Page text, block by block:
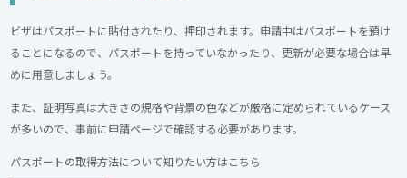
ビザはパスポートに貼付されたり、押印されます。申請中はパスポートを預け
ることになるので、パスポートを持っていなかったり、更新が必要な場合は早
めに用意しましょう。
また、証明写真は大きさの規格や背景の色などが厳格に定められているケース
が多いので、事前に申請ページで確認する必要があります。
パスポートの取得方法について知りたい方はこちら